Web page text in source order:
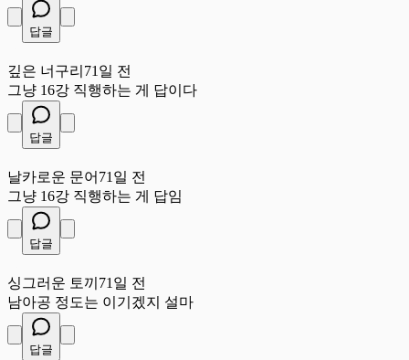
답글
깊은 너구리 71일 전
그냥 16강 직행하는 게 답이다
답글
날카로운 문어 71일 전
그냥 16강 직행하는 게 답임
답글
싱그러운 토끼 71일 전
남아공 정도는 이기겠지 설마
답글